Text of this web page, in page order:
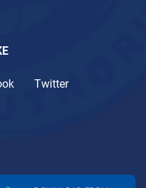
Twitter